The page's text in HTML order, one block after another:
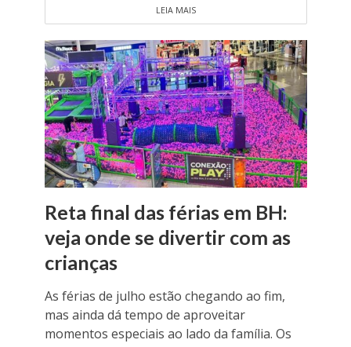
LEIA MAIS
Reta final das férias em BH:
veja onde se divertir com as
crianças
As férias de julho estão chegando ao fim,
mas ainda dá tempo de aproveitar
momentos especiais ao lado da família. Os